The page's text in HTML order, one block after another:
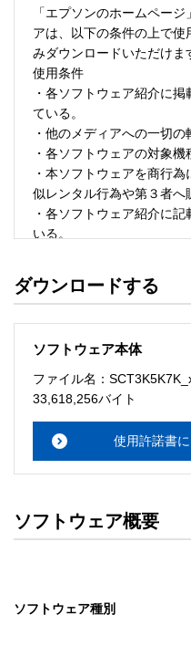
「エプソンのホームペー
アは、以下の条件の上で
みダウンロードいただけま
使用条件
・各ソフトウェア紹介に
ている。
・他のメディアへの一切の
・各ソフトウェアの対象機
・本ソフトウェアを商行
似レンタル行為や第３者へ
・各ソフトウェア紹介に
いる。
・ソフトウェアを改変、ま
ソフトウェアのサポート
・本サーバでは、ユーザー
メーションセンターまでお
ルをお読み下さい。
ソフトウェアの保証範囲
・ソフトウェアのダウン
ダウンロードする
ソフトウェア本体
ファイル名：
33,618,256バイト
使用許諾書
ソフトウェア概要
ソフトウェア種別